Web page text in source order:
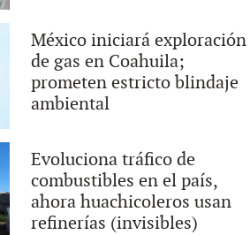
México iniciará exploración
de gas en Coahuila;
prometen estricto blindaje
ambiental
Evoluciona tráfico de
combustibles en el país,
ahora huachicoleros usan
refinerías (invisibles)